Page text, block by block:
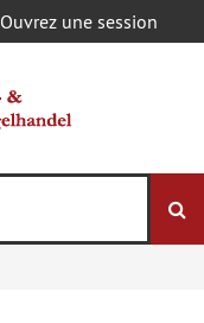
Ouvrez une session